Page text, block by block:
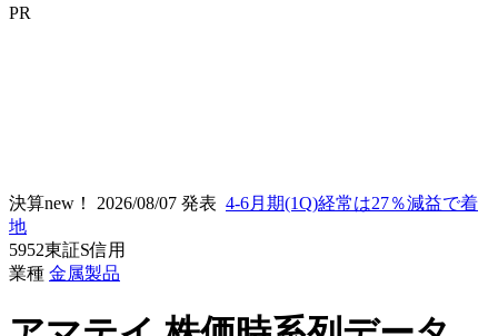
PR
決算new！ 2026/08/07 発表 4-6月期(1Q)経常は27％減益で着
地
5952東証S信用
業種 金属製品